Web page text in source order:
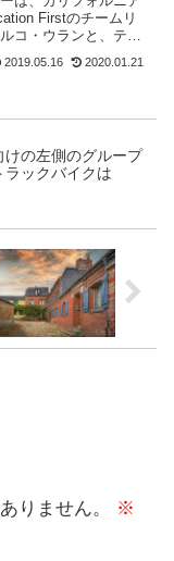
Firstのチームリ
コ・ウランと、ティ
ーデレンをアシスト
のツアーコロンビア
2019.05.16 2020.01.21
けの左側のグループ
ラックバイクは
りません。
※